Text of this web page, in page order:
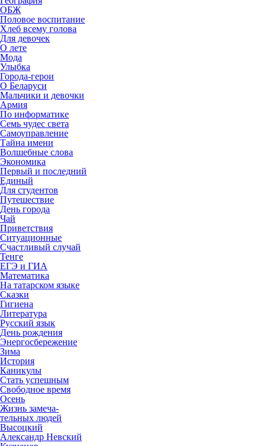
ОБЖ
Половое воспитание
Хлеб всему голова
Для девочек
О лете
Мода
Улыбка
Города-герои
О Беларуси
Мальчики и девочки
Армия
По информатике
Семь чудес света
Самоуправление
Тайна имени
Волшебные слова
Экономика
Первый и последний
Единый
Для студентов
Путешествие
День города
Чай
Приветствия
Ситуационные
Счастливый случай
Тенге
ЕГЭ и ГИА
Математика
На татарском языке
Сказки
Гигиена
Литература
Русский язык
День рождения
Энергосбережение
Зима
История
Каникулы
Стать успешным
Свободное время
Осень
Жизнь замеча-
тельных людей
Высоцкий
Александр Невский